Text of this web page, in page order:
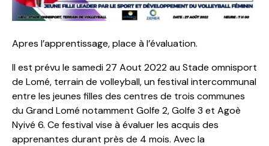
Apres l’apprentissage, place à l’évaluation.
Il est prévu le samedi 27 Aout 2022 au Stade omnisport
de Lomé, terrain de volleyball, un festival intercommunal
entre les jeunes filles des centres de trois communes
du Grand Lomé notamment Golfe 2, Golfe 3 et Agoè
Nyivé 6. Ce festival vise à évaluer les acquis des
apprenantes durant près de 4 mois. Avec la